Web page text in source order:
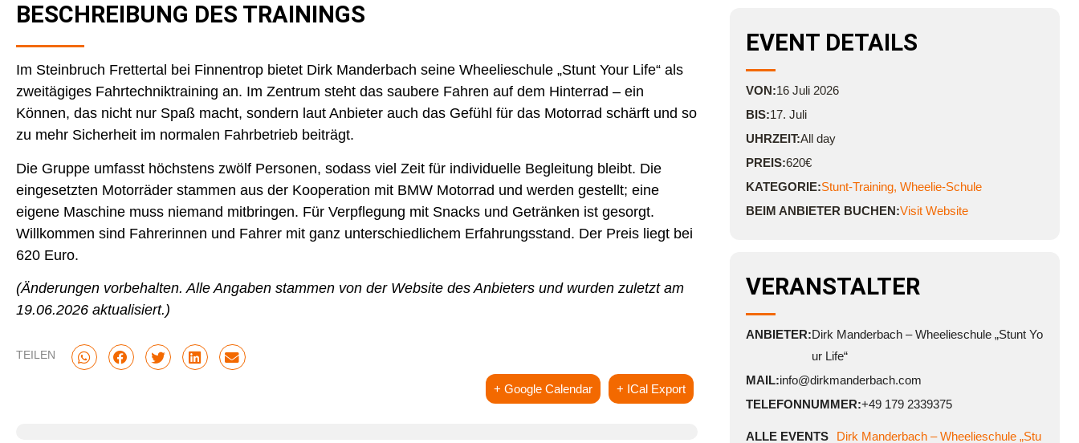
BESCHREIBUNG DES TRAININGS
Im Steinbruch Frettertal bei Finnentrop bietet Dirk Manderbach seine Wheelieschule „Stunt Your Life“ als
zweitägiges Fahrtechniktraining an. Im Zentrum steht das saubere Fahren auf dem Hinterrad – ein
Können, das nicht nur Spaß macht, sondern laut Anbieter auch das Gefühl für das Motorrad schärft und so
zu mehr Sicherheit im normalen Fahrbetrieb beiträgt.
Die Gruppe umfasst höchstens zwölf Personen, sodass viel Zeit für individuelle Begleitung bleibt. Die
eingesetzten Motorräder stammen aus der Kooperation mit BMW Motorrad und werden gestellt; eine
eigene Maschine muss niemand mitbringen. Für Verpflegung mit Snacks und Getränken ist gesorgt.
Willkommen sind Fahrerinnen und Fahrer mit ganz unterschiedlichem Erfahrungsstand. Der Preis liegt bei
620 Euro.
(Änderungen vorbehalten. Alle Angaben stammen von der Website des Anbieters und wurden zuletzt am
19.06.2026 aktualisiert.)
TEILEN
+ Google Calendar + ICal Export
EVENT DETAILS
VON:16 Juli 2026
BIS:17. Juli
UHRZEIT:All day
PREIS:620€
KATEGORIE:Stunt-Training, Wheelie-Schule
BEIM ANBIETER BUCHEN:Visit Website
VERANSTALTER
ANBIETER:Dirk Manderbach – Wheelieschule „Stunt Yo
ur Life“
MAIL:info@dirkmanderbach.com
TELEFONNUMMER:+49 179 2339375
ALLE EVENTS
Dirk Manderbach – Wheelieschule „Stu